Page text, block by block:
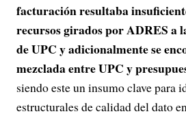
facturación resultaba
recursos girados por ADRES a
de UPC y adicionalmente se
mezclada entre UPC y
siendo este un insumo clave para
estructurales de calidad del dato